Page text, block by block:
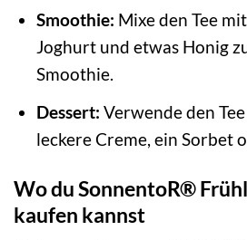
Smoothie: Mixe den Tee
Joghurt und etwas Honig
Smoothie.
Dessert: Verwende den
leckere Creme, ein Sorbet
Wo du SonnentoR®
kaufen kannst